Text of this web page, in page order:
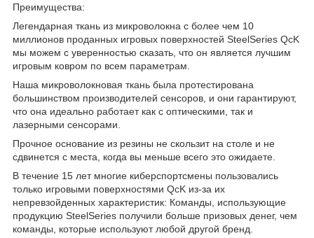
Преимущества:
Легендарная ткань из микроволокна с более чем 10
миллионов проданных игровых поверхностей SteelSeries QcK
мы можем с уверенностью сказать, что он является лучшим
игровым ковром по всем параметрам.
Наша микроволокновая ткань была протестирована
большинством производителей сенсоров, и они гарантируют,
что она идеально работает как с оптическими, так и
лазерными сенсорами.
Прочное основание из резины не скользит на столе и не
сдвинется с места, когда вы меньше всего это ожидаете.
В течение 15 лет многие киберспортсмены пользовались
только игровыми поверхностями QcK из-за их
непревзойденных характеристик: Команды, использующие
продукцию SteelSeries получили больше призовых денег, чем
команды, которые используют любой другой бренд.